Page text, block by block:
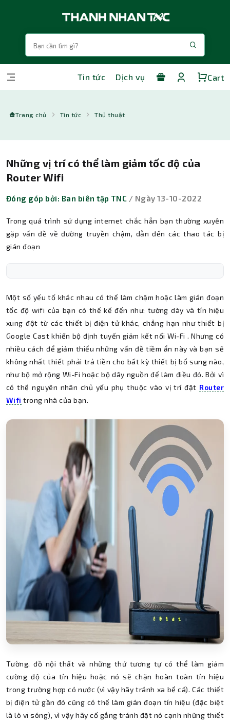
Tin tức Dịch vụ Cart
Trang chủ Tin tức Thủ thuật
Những vị trí có thể làm giảm tốc độ của
Router Wifi
Đóng góp bởi: Ban biên tập TNC / Ngày 13-10-2022
Trong quá trình sử dụng internet chắc hẳn bạn thường xuyên
gặp vấn đề về đường truyền chậm, dẫn đến các thao tác bị
gián đoạn
Một số yếu tố khác nhau có thể làm chậm hoặc làm gián đoạn
tốc độ wifi của bạn có thể kể đến như: tường dày và tín hiệu
xung đột từ các thiết bị điện tử khác, chẳng hạn như thiết bị
Google Cast khiến bộ định tuyến giảm kết nối Wi-Fi . Nhưng có
nhiều cách để giảm thiểu những vấn đề tiềm ẩn này và bạn sẽ
không nhất thiết phải trả tiền cho bất kỳ thiết bị bổ sung nào,
như bộ mở rộng Wi-Fi hoặc bộ dây nguồn để làm điều đó. Bởi vì
có thể nguyên nhân chủ yếu phụ thuộc vào vị trí đặt Router
Wifi trong nhà của bạn.
Tường, đồ nội thất và những thứ tương tự có thể làm giảm
cường độ của tín hiệu hoặc nó sẽ chặn hoàn toàn tín hiệu
trong trường hợp có nước (vì vậy hãy tránh xa bể cá). Các thiết
bị điện tử gần đó cũng có thể làm gián đoạn tín hiệu (đặc biệt
là lò vi sóng), vì vậy hãy cố gắng tránh đặt nó cạnh những thiết